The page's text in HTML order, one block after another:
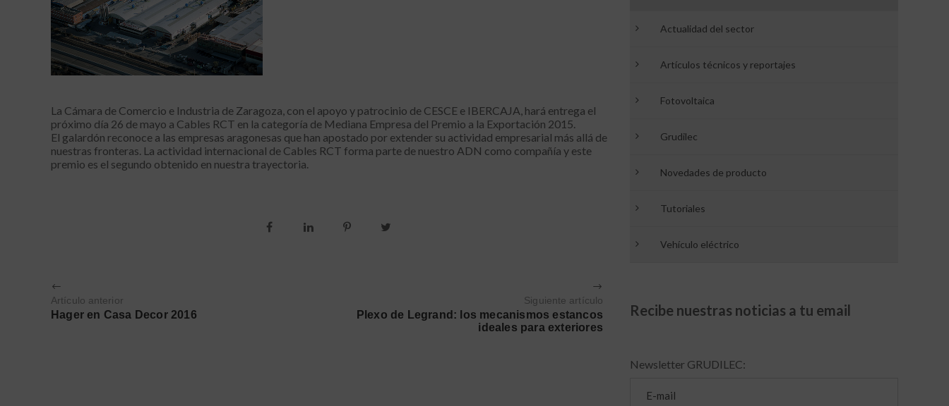
La Cámara de Comercio e Industria de Zaragoza, con el apoyo y patrocinio de CESCE e IBERCAJA, hará entrega el
próximo día 26 de mayo a Cables RCT en la categoría de Mediana Empresa del Premio a la Exportación 2015.
El galardón reconoce a las empresas aragonesas que han apostado por extender su actividad empresarial más allá de
nuestras fronteras. La actividad internacional de Cables RCT forma parte de nuestro ADN como compañía y este
premio es el segundo obtenido en nuestra trayectoria.
Artículo anterior
Hager en Casa Decor 2016
Siguiente artículo
Plexo de Legrand: los mecanismos estancos
ideales para exteriores
Actualidad del sector
Artículos técnicos y reportajes
Fotovoltaica
Grudilec
Novedades de producto
Tutoriales
Vehículo eléctrico
Recibe nuestras noticias a tu email
Newsletter GRUDILEC: